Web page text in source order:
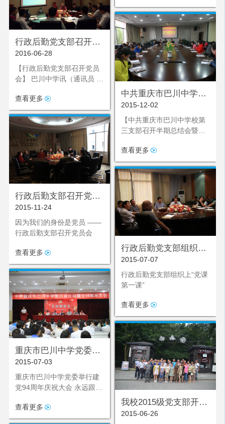
行政后勤党支部召开党
员会
2016-06-28
【行政后勤党支部召开党员
会】 巴川中学讯（通讯员 李
查看更多
中共重庆市巴川中学校
第三支部召开半期总结
会暨审议预备党员转正
2015-12-02
【中共重庆市巴川中学校第
三支部召开半期总结会暨审
查看更多
行政后勤支部召开党员
会
2015-11-24
因为我们的身份是党员 ——
查看更多
行政后勤党支部组织
上“党课第一课”
2015-07-07
行政后勤党支部组织上“党课
第一课”
查看更多
重庆市巴川中学党委举
行建党94周年庆祝大会
2015-07-03
重庆市巴川中学党委举行建
党94周年庆祝大会 永远跟党
查看更多
我校2015级党支部开
展“庆七一”党日活动
2015-06-26